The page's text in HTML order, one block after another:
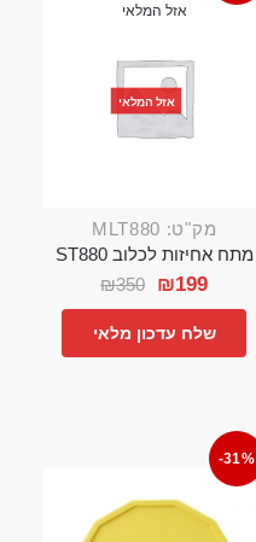
אזל המלאי
אזל המלאי
מק"ט: MLT880
מתח אחיזות לכלוב ST880
₪350 ₪199
שלח עדכון מלאי
-31%